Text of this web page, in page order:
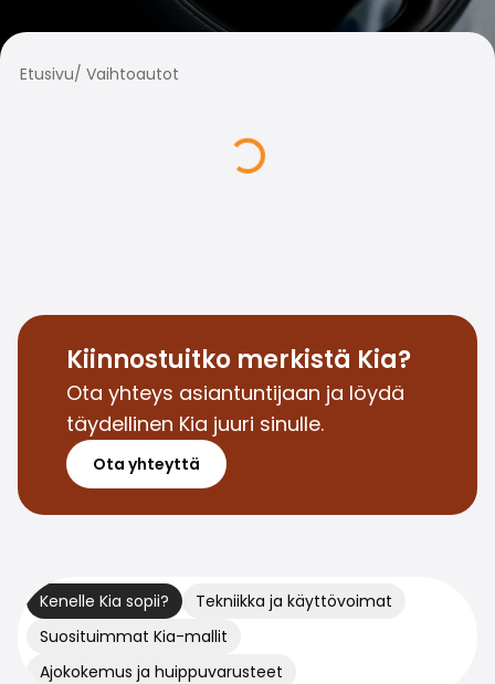
Farmariautot
Vetoautot
Kia
Mercedes-Benz
Polestar
Toyota
Volkswagen
Volvo
Myy autosi
Myy yrityksen auto
Artikkeleita auton myyntiin liittyen
Muista nämä kun myyt auton!
Etusivu/ Vaihtoautot
Kiinnostuitko merkistä Kia?
Ota yhteys asiantuntijaan ja löydä
täydellinen Kia juuri sinulle.
Ota yhteyttä
Kenelle Kia sopii?
Tekniikka ja käyttövoimat
Suosituimmat Kia-mallit
Ajokokemus ja huippuvarusteet